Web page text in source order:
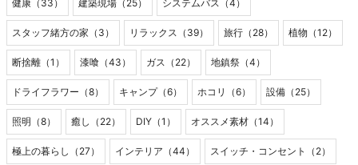
健康（33） 建築現場（25） システムバス（4）
スタッフ緒方の家（3） リラックス（39） 旅行（28） 植物（12）
断捨離（1） 漆喰（43） ガス（22） 地鎮祭（4）
ドライフラワー（8） キャンプ（6） ホコリ（6） 設備（25）
照明（8） 癒し（22） DIY（1） オススメ素材（14）
極上の暮らし（27） インテリア（44） スイッチ・コンセント（2）